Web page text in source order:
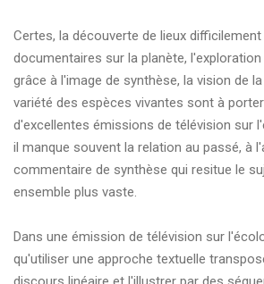
Certes, la découverte de lieux
documentaires sur la planète,
grâce à l'image de synthèse, la vision de
variété des espèces vivantes sont à
d'excellentes émissions de télévision sur
il manque souvent la relation au passé, à
commentaire de synthèse qui resitue le
ensemble plus vaste.
Dans une émission de télévision sur
qu'utiliser une approche textuelle